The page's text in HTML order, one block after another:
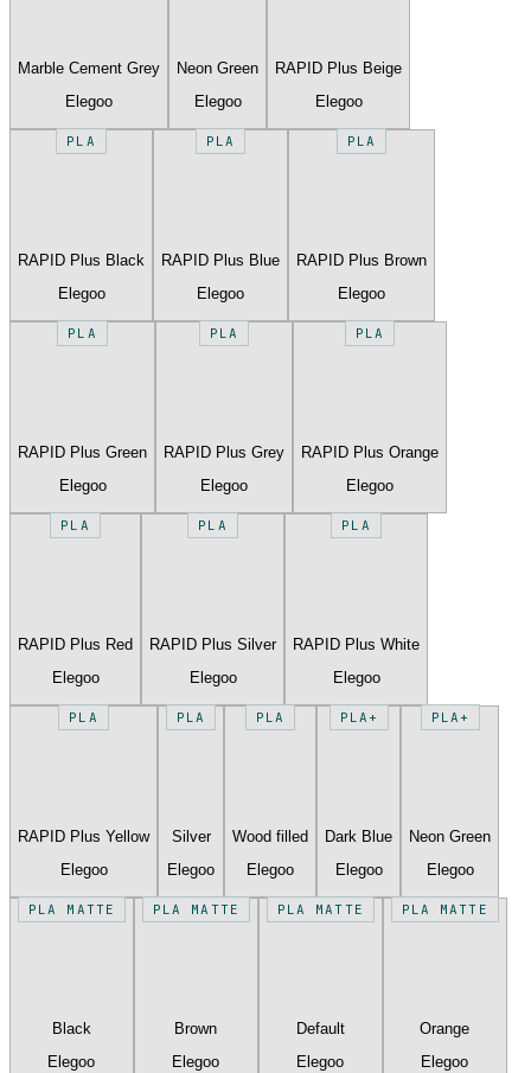
Marble Cement Grey
Elegoo
Neon Green
Elegoo
RAPID Plus Beige
Elegoo
PLA
RAPID Plus Black
Elegoo
PLA
RAPID Plus Blue
Elegoo
PLA
RAPID Plus Brown
Elegoo
PLA
RAPID Plus Green
Elegoo
PLA
RAPID Plus Grey
Elegoo
PLA
RAPID Plus Orange
Elegoo
PLA
RAPID Plus Red
Elegoo
PLA
RAPID Plus Silver
Elegoo
PLA
RAPID Plus White
Elegoo
PLA
RAPID Plus Yellow
Elegoo
PLA
Silver
Elegoo
PLA
Wood filled
Elegoo
PLA+
Dark Blue
Elegoo
PLA+
Neon Green
Elegoo
PLA MATTE
Black
Elegoo
PLA MATTE
Brown
Elegoo
PLA MATTE
Default
Elegoo
PLA MATTE
Orange
Elegoo